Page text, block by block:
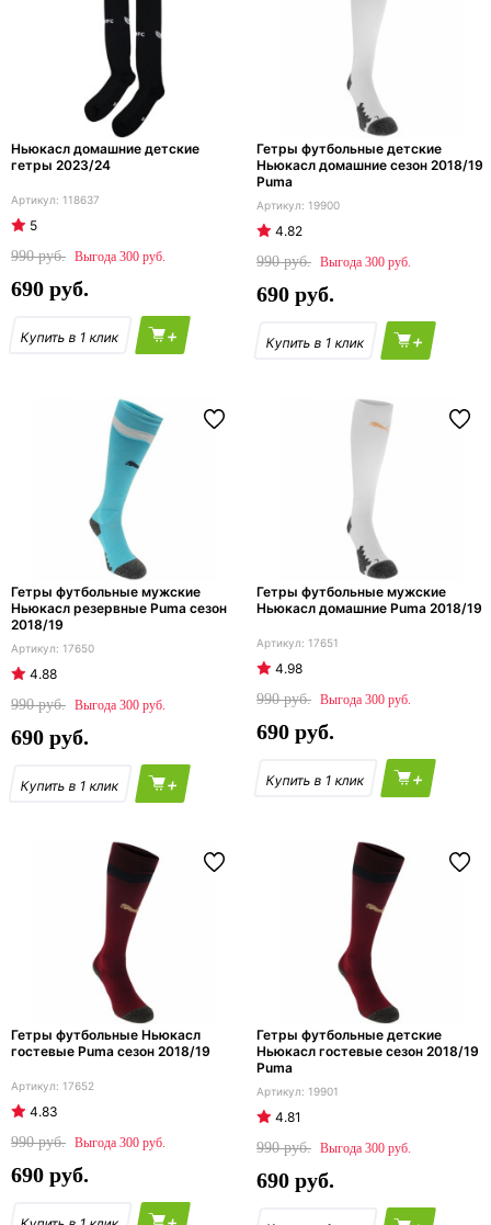
Ньюкасл домашние детские
гетры 2023/24
118637
5
990
300
690
+
Гетры футбольные детские
Ньюкасл домашние сезон 2018/19
Puma
19900
4.82
990
300
690
+
Гетры футбольные мужские
Ньюкасл резервные Puma сезон
2018/19
17650
4.88
990
300
690
+
Гетры футбольные мужские
Ньюкасл домашние Puma 2018/19
17651
4.98
990
300
690
+
Гетры футбольные Ньюкасл
гостевые Puma сезон 2018/19
17652
4.83
990
300
690
Гетры футбольные детские
Ньюкасл гостевые сезон 2018/19
Puma
19901
4.81
990
300
690